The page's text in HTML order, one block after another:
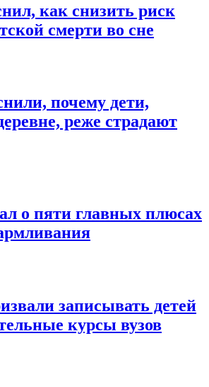
как снизить риск
смерти во сне
почему дети,
реже страдают
о пяти главных плюсах
записывать детей
курсы вузов